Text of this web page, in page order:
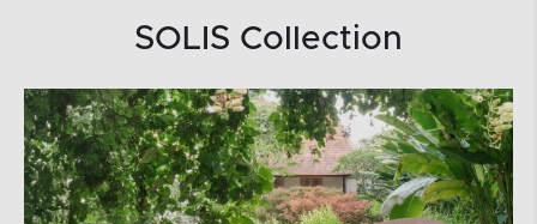
SOLIS Collection